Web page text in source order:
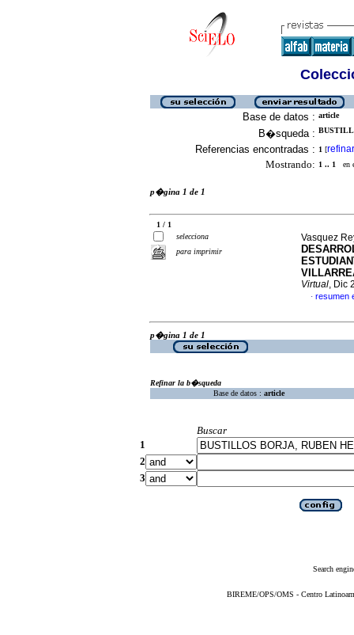
Base de datos : article
B�squeda :
Referencias encontradas : 1 [refinar
Mostrando: 1 .. 1 en
p�gina 1 de 1
1 / 1
selecciona
para imprimir
Vasquez
Virtual, Dic
· resumen
p�gina 1 de 1
Refinar la b�squeda
Base de datos : article
Buscar
1
2
3
Search
BIREME/OPS/OMS - Centro